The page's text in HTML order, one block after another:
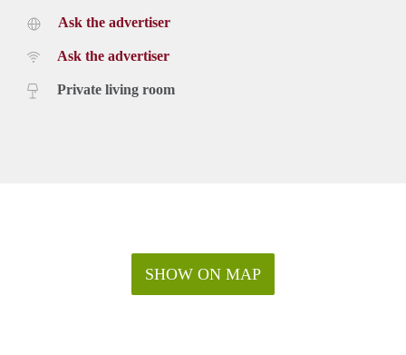
Ask the advertiser
Ask the advertiser
Private living room
SHOW ON MAP